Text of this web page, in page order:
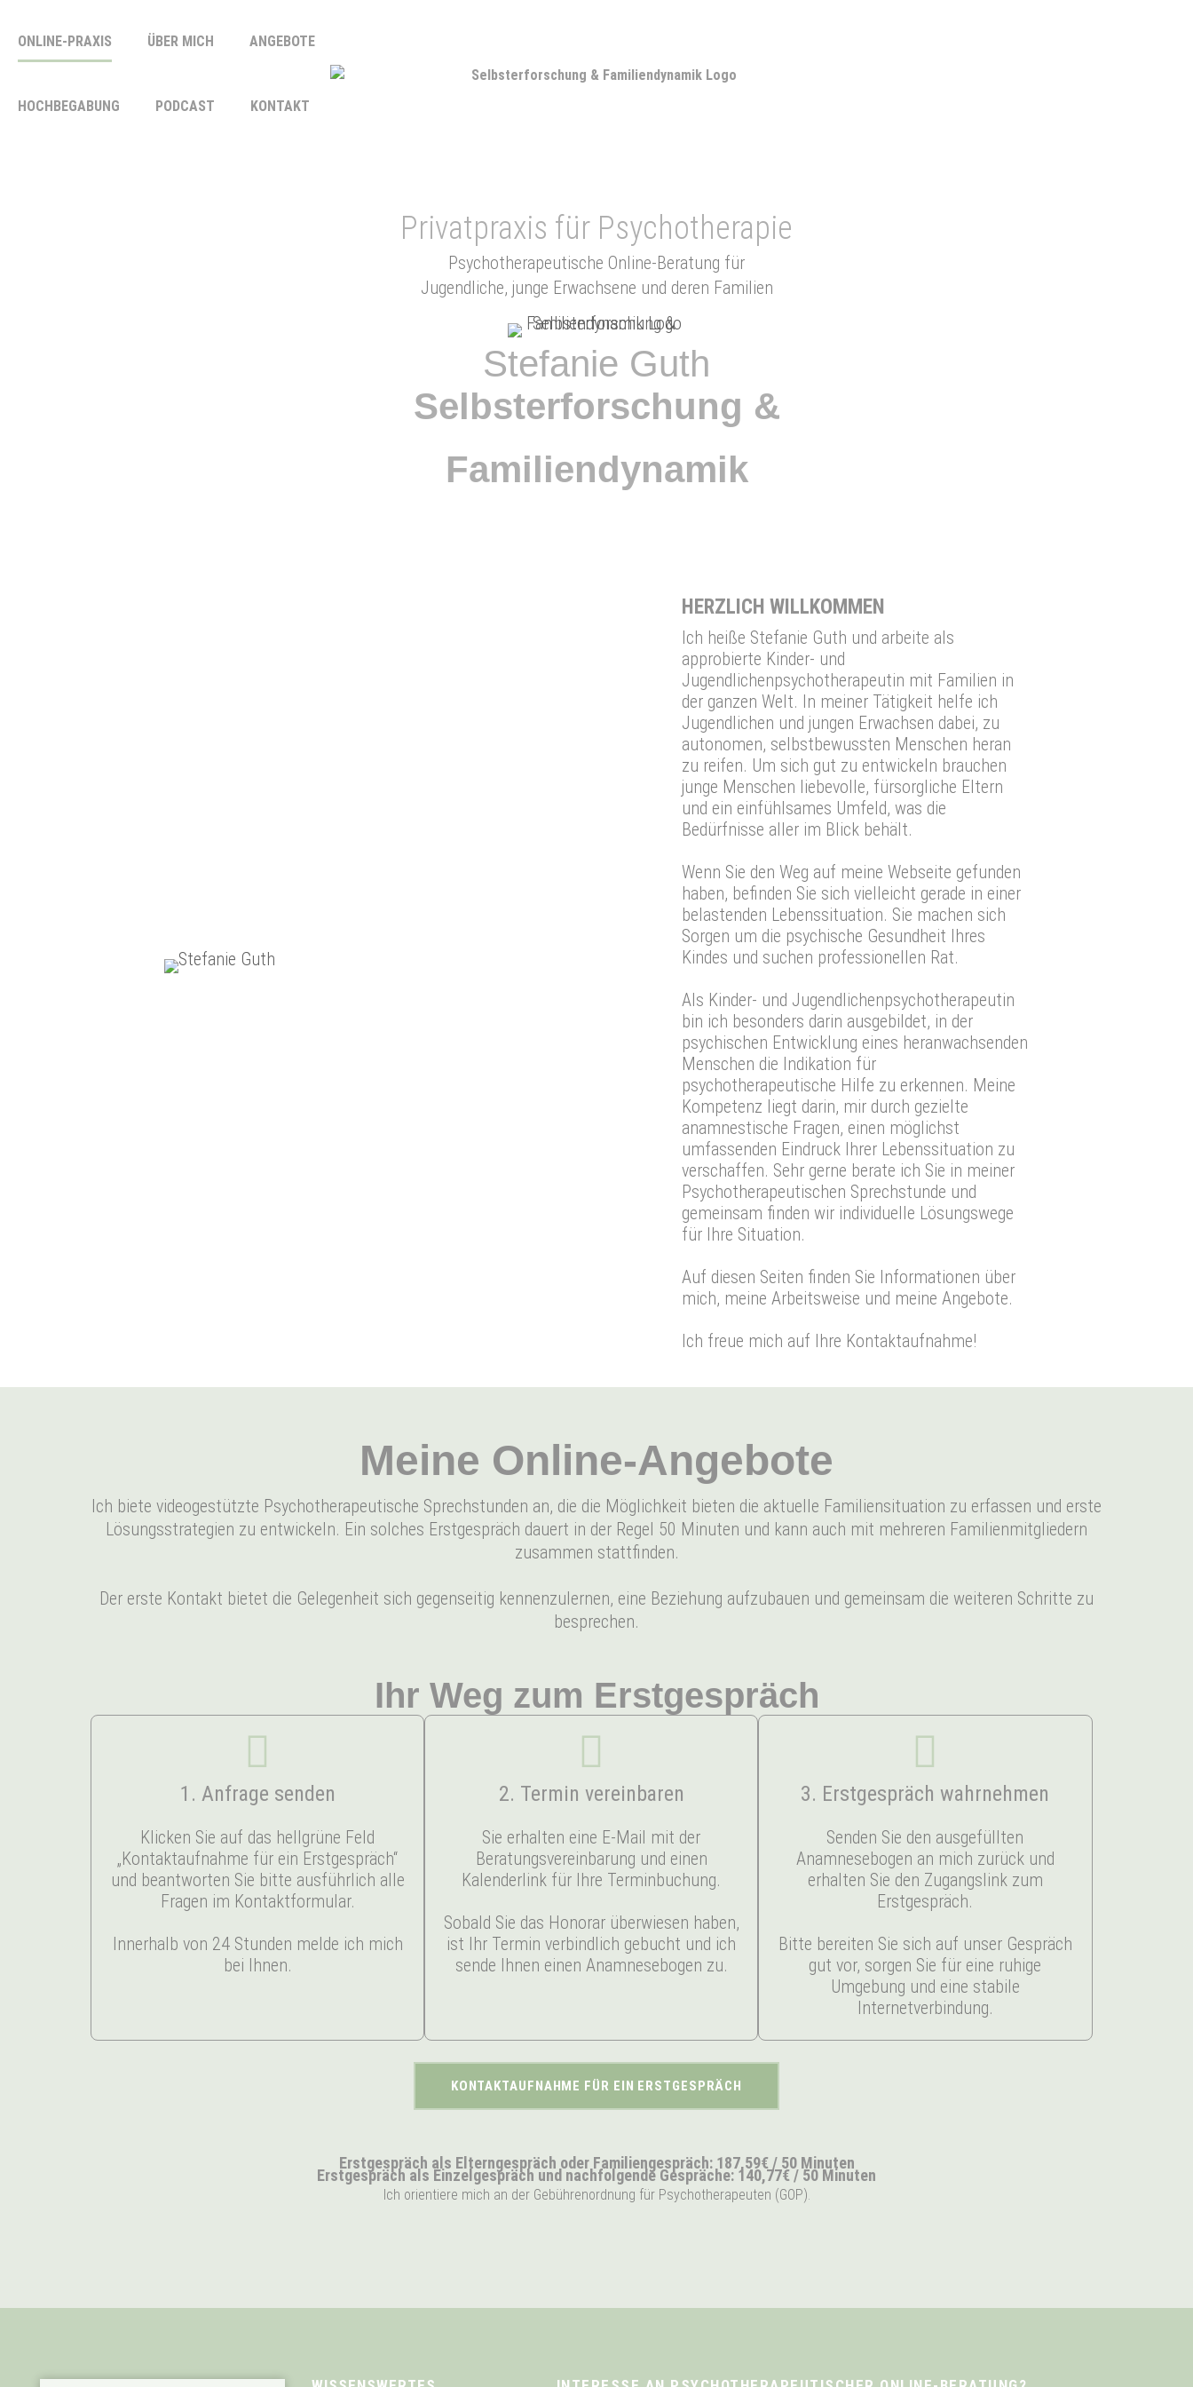
ONLINE-PRAXIS ÜBER MICH ANGEBOTE
HOCHBEGABUNG PODCAST KONTAKT
Privatpraxis für Psychotherapie
Psychotherapeutische Online-Beratung für
Jugendliche, junge Erwachsene und deren Familien
Stefanie Guth
Selbsterforschung &
Familiendynamik
HERZLICH WILLKOMMEN
Ich heiße Stefanie Guth und arbeite als
approbierte Kinder- und
Jugendlichenpsychotherapeutin mit Familien in
der ganzen Welt. In meiner Tätigkeit helfe ich
Jugendlichen und jungen Erwachsen dabei, zu
autonomen, selbstbewussten Menschen heran
zu reifen. Um sich gut zu entwickeln brauchen
junge Menschen liebevolle, fürsorgliche Eltern
und ein einfühlsames Umfeld, was die
Bedürfnisse aller im Blick behält.
Wenn Sie den Weg auf meine Webseite gefunden
haben, befinden Sie sich vielleicht gerade in einer
belastenden Lebenssituation. Sie machen sich
Sorgen um die psychische Gesundheit Ihres
Kindes und suchen professionellen Rat.
Als Kinder- und Jugendlichenpsychotherapeutin
bin ich besonders darin ausgebildet, in der
psychischen Entwicklung eines heranwachsenden
Menschen die Indikation für
psychotherapeutische Hilfe zu erkennen. Meine
Kompetenz liegt darin, mir durch gezielte
anamnestische Fragen, einen möglichst
umfassenden Eindruck Ihrer Lebenssituation zu
verschaffen. Sehr gerne berate ich Sie in meiner
Psychotherapeutischen Sprechstunde und
gemeinsam finden wir individuelle Lösungswege
für Ihre Situation.
Auf diesen Seiten finden Sie Informationen über
mich, meine Arbeitsweise und meine Angebote.
Ich freue mich auf Ihre Kontaktaufnahme!
Meine Online-Angebote
Ich biete videogestützte Psychotherapeutische Sprechstunden an, die die Möglichkeit bieten die aktuelle Familiensituation zu erfassen und erste
Lösungsstrategien zu entwickeln. Ein solches Erstgespräch dauert in der Regel 50 Minuten und kann auch mit mehreren Familienmitgliedern
zusammen stattfinden.
Der erste Kontakt bietet die Gelegenheit sich gegenseitig kennenzulernen, eine Beziehung aufzubauen und gemeinsam die weiteren Schritte zu
besprechen.
Ihr Weg zum Erstgespräch
1. Anfrage senden
Klicken Sie auf das hellgrüne Feld
„Kontaktaufnahme für ein Erstgespräch“
und beantworten Sie bitte ausführlich alle
Fragen im Kontaktformular.
Innerhalb von 24 Stunden melde ich mich
bei Ihnen.
2. Termin vereinbaren
Sie erhalten eine E-Mail mit der
Beratungsvereinbarung und einen
Kalenderlink für Ihre Terminbuchung.
Sobald Sie das Honorar überwiesen haben,
ist Ihr Termin verbindlich gebucht und ich
sende Ihnen einen Anamnesebogen zu.
3. Erstgespräch wahrnehmen
Senden Sie den ausgefüllten
Anamnesebogen an mich zurück und
erhalten Sie den Zugangslink zum
Erstgespräch.
Bitte bereiten Sie sich auf unser Gespräch
gut vor, sorgen Sie für eine ruhige
Umgebung und eine stabile
Internetverbindung.
KONTAKTAUFNAHME FÜR EIN ERSTGESPRÄCH
Erstgespräch als Elterngespräch oder Familiengespräch: 187,59€ / 50 Minuten
Erstgespräch als Einzelgespräch und nachfolgende Gespräche: 140,77€ / 50 Minuten
Ich orientiere mich an der Gebührenordnung für Psychotherapeuten (GOP).